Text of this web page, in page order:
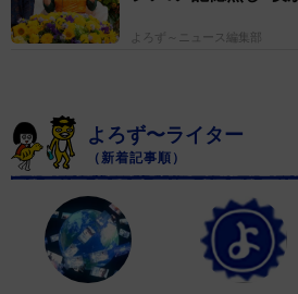
よろず～ニュース編集部
よろず〜ライター
（新着記事順）